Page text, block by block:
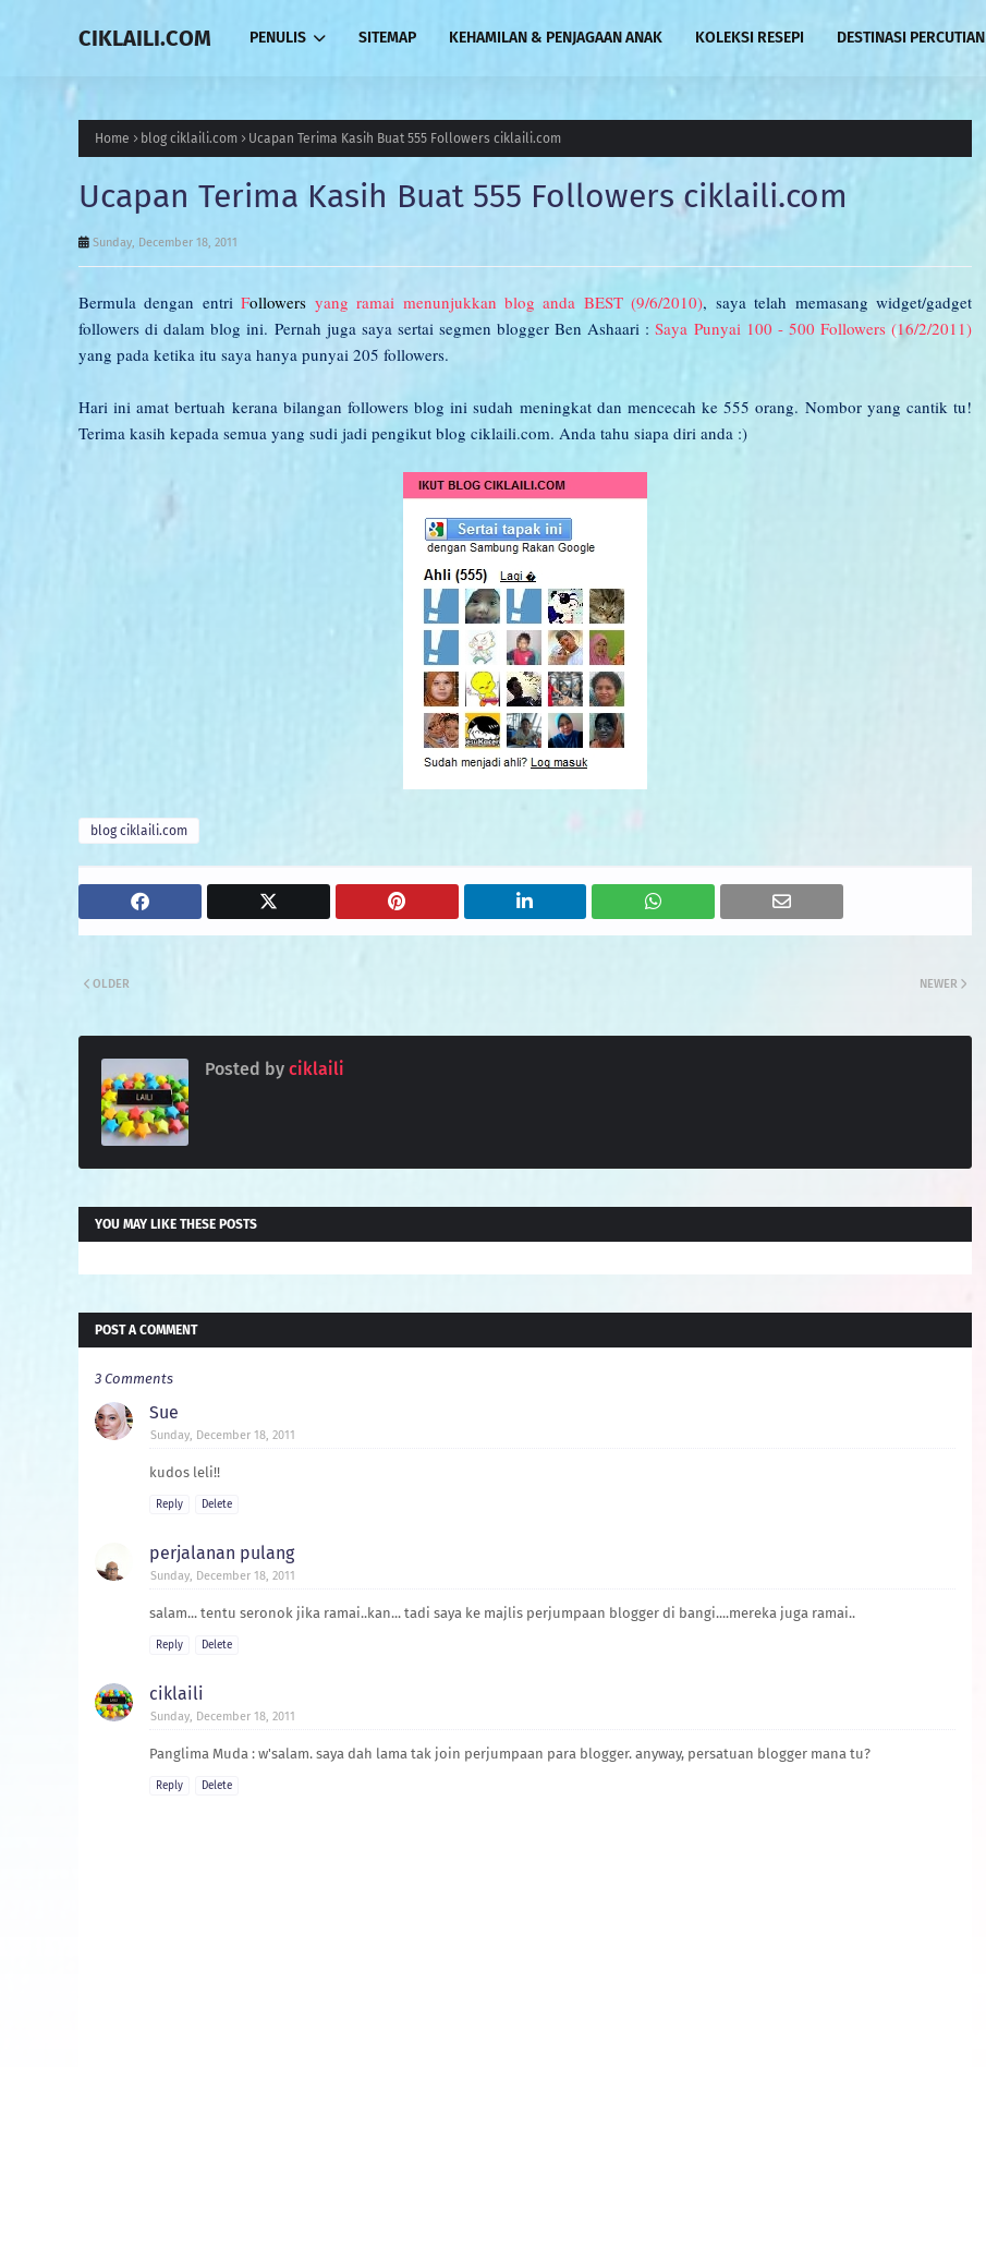
CIKLAILI.COM PENULIS SITEMAP KEHAMILAN & PENJAGAAN ANAK KOLEKSI RESEPI DESTINASI PERCUTIAN
Home blog ciklaili.com Ucapan Terima Kasih Buat 555 Followers ciklaili.com
Ucapan Terima Kasih Buat 555 Followers ciklaili.com
Sunday, December 18, 2011
Bermula dengan entriFollowers yang ramai menunjukkan blog anda BEST (9/6/2010), saya telah memasang widget/gadget
followers di dalam blog ini. Pernah juga saya sertai segmen blogger Ben Ashaari :Saya Punyai 100 - 500 Followers (16/2/2011)
yang pada ketika itu saya hanya punyai 205 followers.
Hari ini amat bertuah kerana bilangan followers blog ini sudah meningkat dan mencecah ke 555 orang. Nombor yang cantik tu!
Terima kasih kepada semua yang sudi jadi pengikut blog ciklaili.com. Anda tahu siapa diri anda :)
blog ciklaili.com
NEWER
OLDER
Posted by ciklaili
YOU MAY LIKE THESE POSTS
POST A COMMENT
3 Comments
Sue
Sunday, December 18, 2011
kudos leli!!
Reply Delete
perjalanan pulang
Sunday, December 18, 2011
salam... tentu seronok jika ramai..kan... tadi saya ke majlis perjumpaan blogger di bangi....mereka juga ramai..
Reply Delete
ciklaili
Sunday, December 18, 2011
Panglima Muda : w'salam. saya dah lama tak join perjumpaan para blogger. anyway, persatuan blogger mana tu?
Reply Delete